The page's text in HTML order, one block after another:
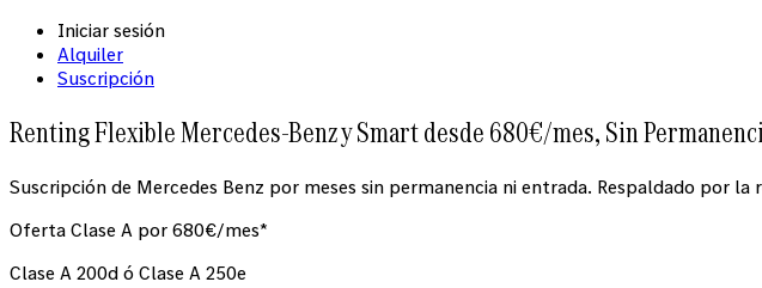
Iniciar sesión
Alquiler
Suscripción
Renting Flexible Mercedes-Benz y Smart desde 680€/mes, Sin
Suscripción de Mercedes Benz por meses sin permanencia ni entrada. Respaldado por
Oferta Clase A por 680€/mes*
Clase A 200d ó Clase A 250e